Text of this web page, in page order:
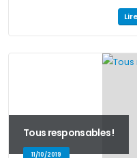
Tous responsables !
11/10/2019